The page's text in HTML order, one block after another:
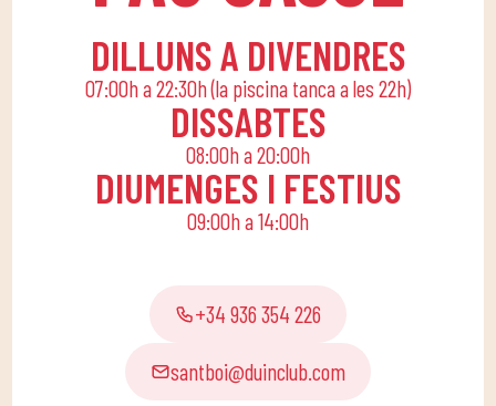
DILLUNS A DIVENDRES
07:00h a 22:30h (la piscina tanca a les 22h)
DISSABTES
08:00h a 20:00h
DIUMENGES I FESTIUS
09:00h a 14:00h
+34 936 354 226
santboi@duinclub.com